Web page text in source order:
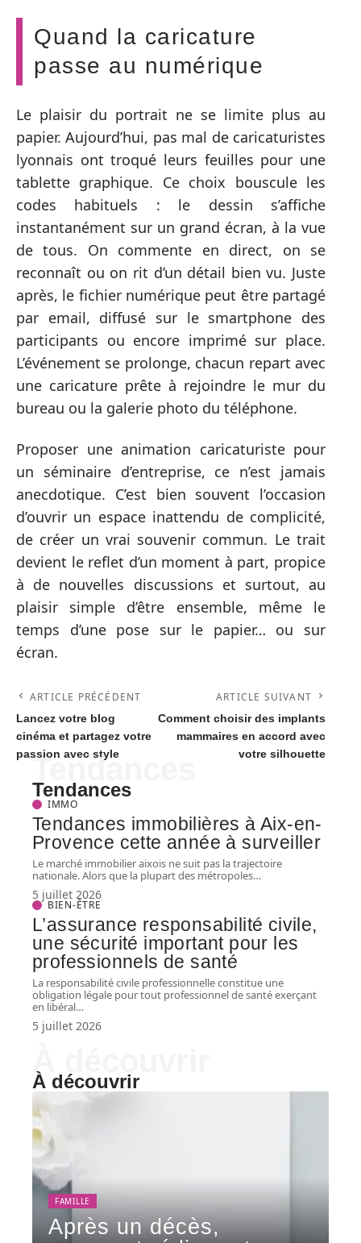
Quand la caricature
passe au numérique
Le plaisir du portrait ne se limite plus au
papier. Aujourd’hui, pas mal de caricaturistes
lyonnais ont troqué leurs feuilles pour une
tablette graphique. Ce choix bouscule les
codes habituels : le dessin s’affiche
instantanément sur un grand écran, à la vue
de tous. On commente en direct, on se
reconnaît ou on rit d’un détail bien vu. Juste
après, le fichier numérique peut être partagé
par email, diffusé sur le smartphone des
participants ou encore imprimé sur place.
L’événement se prolonge, chacun repart avec
une caricature prête à rejoindre le mur du
bureau ou la galerie photo du téléphone.
Proposer une animation caricaturiste pour
un séminaire d’entreprise, ce n’est jamais
anecdotique. C’est bien souvent l’occasion
d’ouvrir un espace inattendu de complicité,
de créer un vrai souvenir commun. Le trait
devient le reflet d’un moment à part, propice
à de nouvelles discussions et surtout, au
plaisir simple d’être ensemble, même le
temps d’une pose sur le papier… ou sur
écran.
ARTICLE PRÉCÉDENT
Lancez votre blog
cinéma et partagez votre
passion avec style
ARTICLE SUIVANT
Comment choisir des implants
mammaires en accord avec
votre silhouette
Tendances
Tendances
IMMO
Tendances immobilières à Aix-en-
Provence cette année à surveiller
Le marché immobilier aixois ne suit pas la trajectoire
nationale. Alors que la plupart des métropoles…
5 juillet 2026
BIEN-ÊTRE
L’assurance responsabilité civile,
une sécurité important pour les
professionnels de santé
La responsabilité civile professionnelle constitue une
obligation légale pour tout professionnel de santé exerçant
en libéral…
5 juillet 2026
À découvrir
FAMILLE
Après un décès,